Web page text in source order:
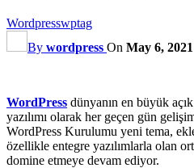
Wordpresswptag
By wordpress On May 6, 2021
WordPress dünyanın en büyük
yazılımı olarak her geçen gün
WordPress Kurulumu yeni tema,
özellikle entegre yazılımlarla olan
domine etmeye devam ediyor.